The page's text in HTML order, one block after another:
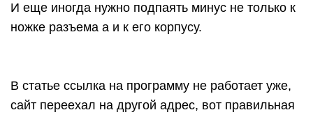
И еще иногда нужно подпаять минус не только к
ножке разъема а и к его корпусу.
В статье ссылка на программу не работает уже,
сайт переехал на другой адрес, вот правильная